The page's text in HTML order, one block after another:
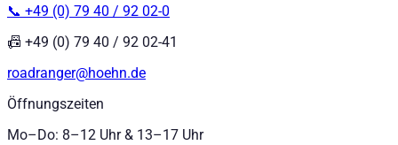
📞 +49 (0) 79 40 / 92 02-0
📠 +49 (0) 79 40 / 92 02-41
roadranger@hoehn.de
Öffnungszeiten
Mo–Do: 8–12 Uhr & 13–17 Uhr